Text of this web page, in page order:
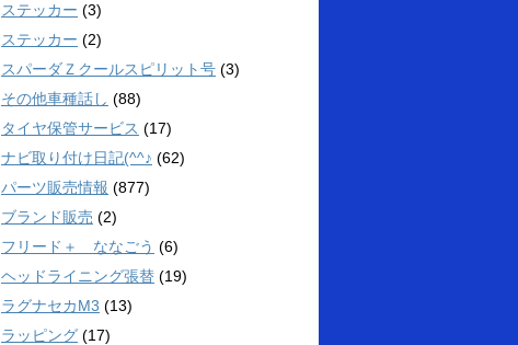
ステッカー (3)
ステッカー (2)
スパーダＺクールスピリット号 (3)
その他車種話し (88)
タイヤ保管サービス (17)
ナビ取り付け日記(^^♪ (62)
パーツ販売情報 (877)
ブランド販売 (2)
フリード＋ ななごう (6)
ヘッドライニング張替 (19)
ラグナセカM3 (13)
ラッピング (17)